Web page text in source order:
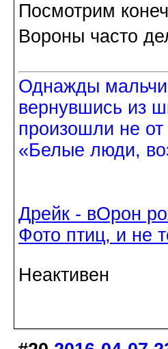
Посмотрим
Вороны часто
Однажды
вернувшись из
произошли не
«Белые люди,
Дрейк - вОрон
Фото птиц, и не
Неактивен